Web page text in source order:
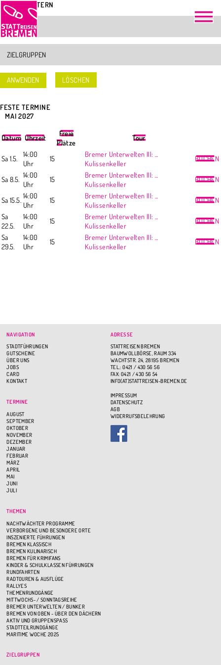
TOUREN FILTERN
LÖSCHEN
FESTE TERMINE
MAI 2027
Datum Uhrzeit
Freie
Plätze
Tour
Sa 1.5.
14:00
Uhr
15
Bremer Unterwelten III: ...
Kulissenkeller
BUCHEN
Sa 8.5. 14:00
Uhr
15
Bremer Unterwelten III: ...
Kulissenkeller
BUCHEN
Sa 15.5. 14:00
Uhr
15
Bremer Unterwelten III: ...
Kulissenkeller
BUCHEN
Sa
22.5.
14:00
Uhr
15
Bremer Unterwelten III: ...
Kulissenkeller
BUCHEN
Sa
29.5.
14:00
Uhr
15
Bremer Unterwelten III: ...
Kulissenkeller
BUCHEN
NAVIGATION
STADTFÜHRUNGEN
GUTSCHEINE
ÜBER UNS
JOBS
CARD
KONTAKT
TERMINE
AUGUST
SEPTEMBER
OKTOBER
NOVEMBER
DEZEMBER
JANUAR
FEBRUAR
MÄRZ
APRIL
MAI
JUNI
JULI
THEMEN
NACHTWÄCHTER PROGRAMME
VERBORGENE UND BESONDERE ORTE
INSZENIERTE FÜHRUNGEN
BREMEN KLASSISCH
BREMEN KULINARISCH
BREMEN FÜR KRIMIFANS
KINDER & SCHULKLASSEN FÜHRUNGEN
RUNDFAHRTEN
RADTOUREN & AUSFLÜGE
RALLYES
THEMENRUNDGÄNGE
MITTWOCHS- / SONNTAGSREIHE
BREMER UNTERWELTEN / BUNKER
BREMEN VON OBEN - ÜBER DEN DÄCHERN
AKTIV UND GRUPPENSPASS
STADTTEILRUNDGÄNGE
MARITIME WOCHE 2025
ZIELGRUPPEN
ADRESSE
STATTREISEN BREMEN
BAUMWOLLBÖRSE, RAUM 334
WACHTSTR. 24, 28195 BREMEN
TEL.: 0421 / 430 56 56
FAX: 0421 / 430 56 54
INFO(AT)STATTREISEN-BREMEN.DE
IMPRESSUM
DATENSCHUTZ
AGB
WIDERRUFSBELEHRUNG